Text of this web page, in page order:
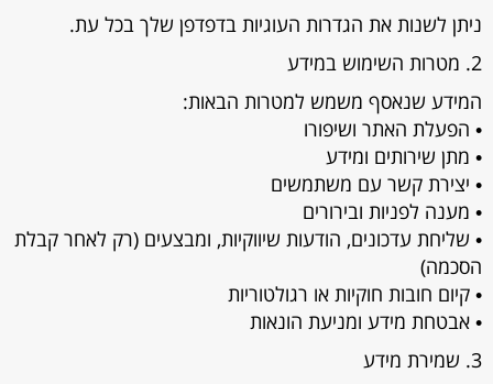
ניתן לשנות את הגדרות העוגיות בדפדפן שלך בכל עת.
2. מטרות השימוש במידע
המידע שנאסף משמש למטרות הבאות:
• הפעלת האתר ושיפורו
• מתן שירותים ומידע
• יצירת קשר עם משתמשים
• מענה לפניות ובירורים
• שליחת עדכונים, הודעות שיווקיות, ומבצעים (רק לאחר קבלת
הסכמה)
• קיום חובות חוקיות או רגולטוריות
• אבטחת מידע ומניעת הונאות
3. שמירת מידע